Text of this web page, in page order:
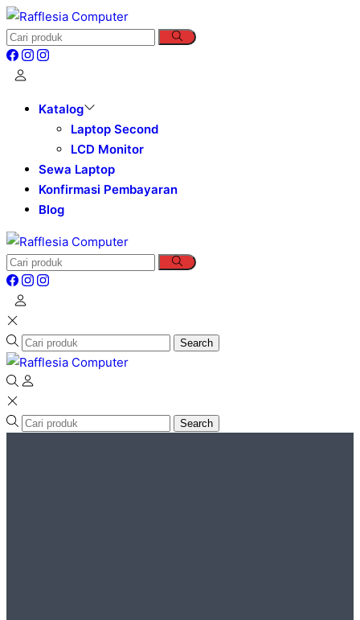
Katalog
Laptop Second
LCD Monitor
Sewa Laptop
Konfirmasi Pembayaran
Blog
Search
Search